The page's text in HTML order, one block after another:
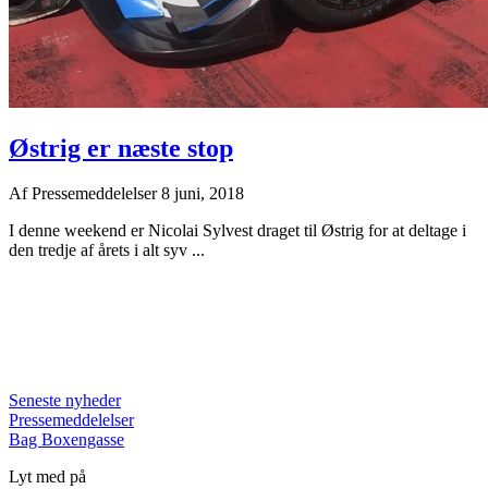
Østrig er næste stop
AfPressemeddelelser8 juni, 2018
I denne weekend er Nicolai Sylvest draget til Østrig for at deltage i
den tredje af årets i alt syv ...
Seneste nyheder
Pressemeddelelser
Bag Boxengasse
Lyt med på